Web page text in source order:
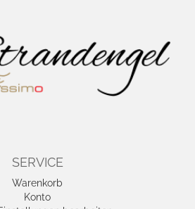
SERVICE
Warenkorb
Konto